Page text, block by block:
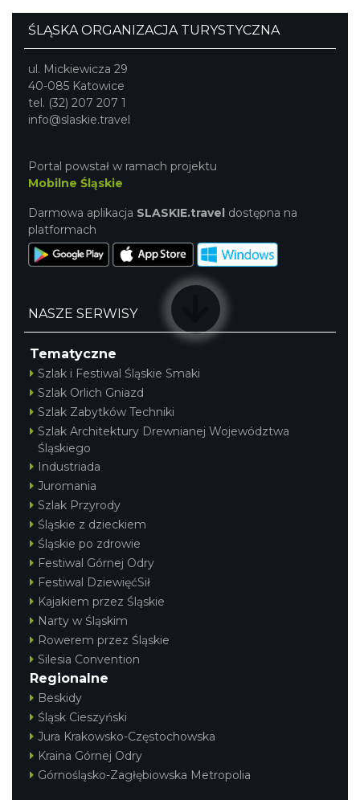
ŚLĄSKA ORGANIZACJA TURYSTYCZNA
ul. Mickiewicza 29
40-085 Katowice
tel. (32) 207 207 1
info@slaskie.travel
Portal powstał w ramach projektu
Mobilne Śląskie
Darmowa aplikacja SLASKIE.travel dostępna na
platformach
NASZE SERWISY
Tematyczne
Szlak i Festiwal Śląskie Smaki
Szlak Orlich Gniazd
Szlak Zabytków Techniki
Szlak Architektury Drewnianej Województwa
Śląskiego
Industriada
Juromania
Szlak Przyrody
Śląskie z dzieckiem
Śląskie po zdrowie
Festiwal Górnej Odry
Festiwal DziewięćSił
Kajakiem przez Śląskie
Narty w Śląskim
Rowerem przez Śląskie
Silesia Convention
Regionalne
Beskidy
Śląsk Cieszyński
Jura Krakowsko-Częstochowska
Kraina Górnej Odry
Górnośląsko-Zagłębiowska Metropolia